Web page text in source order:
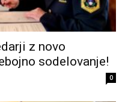
z novo
sodelovanje!
0